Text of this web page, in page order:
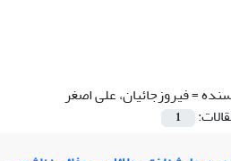
=فیروزجائیان، علی اصغر
1